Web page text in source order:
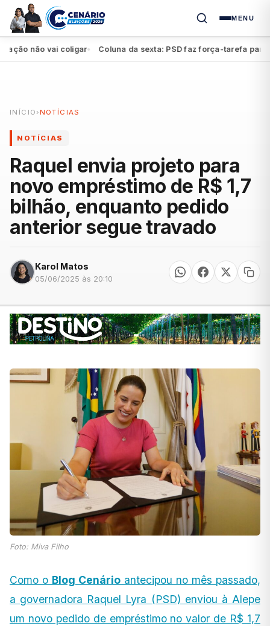
MENU
não vai coligar● Coluna da sexta: PSD faz força-tarefa para
INÍCIO ›NOTÍCIAS
NOTÍCIAS
Raquel envia projeto para
novo empréstimo de R$ 1,7
bilhão, enquanto pedido
anterior segue travado
Karol Matos
05/06/2025 às 20:10
Foto: Miva Filho
Como o Blog Cenário antecipou no mês passado,
a governadora Raquel Lyra (PSD) enviou à Alepe
um novo pedido de empréstimo no valor de R$ 1,7